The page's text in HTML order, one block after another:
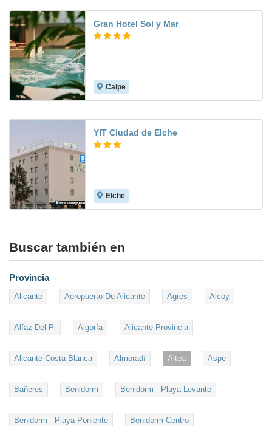
Gran Hotel Sol y Mar
Calpe
YIT Ciudad de Elche
Elche
Buscar también en
Provincia
Alicante Aeropuerto De Alicante Agres Alcoy
Alfaz Del Pi Algorfa Alicante Provincia
Alicante-Costa Blanca Almoradí Altea Aspe
Bañeres Benidorm Benidorm - Playa Levante
Benidorm - Playa Poniente Benidorm Centro